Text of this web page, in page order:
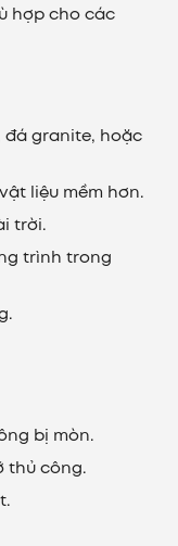
hợp cho các
đá granite, hoặc
liệu mềm hơn.
trời.
trình trong
bị mòn.
thủ công.